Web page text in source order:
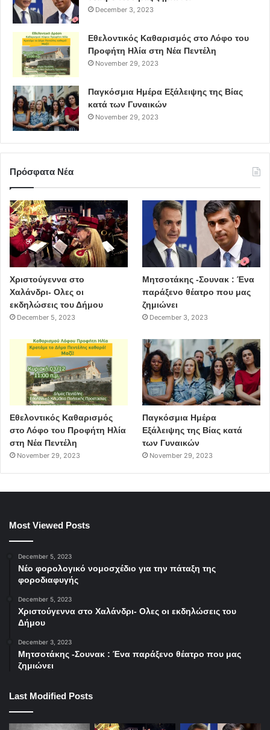
December 3, 2023
Εθελοντικός Καθαρισμός στο Λόφο του
Προφήτη Ηλία στη Νέα Πεντέλη
November 29, 2023
Παγκόσμια Ημέρα Εξάλειψης της Βίας
κατά των Γυναικών
November 29, 2023
Πρόσφατα Νέα
Χριστούγεννα στο
Χαλάνδρι- Ολες οι
εκδηλώσεις του Δήμου
December 5, 2023
Μητσοτάκης -Σουνακ : Ένα
παράξενο θέατρο που μας
ζημιώνει
December 3, 2023
Εθελοντικός Καθαρισμός
στο Λόφο του Προφήτη Ηλία
στη Νέα Πεντέλη
November 29, 2023
Παγκόσμια Ημέρα
Εξάλειψης της Βίας κατά
των Γυναικών
November 29, 2023
Most Viewed Posts
December 5, 2023
Νέο φορολογικό νομοσχέδιο για την πάταξη της
φοροδιαφυγής
December 5, 2023
Χριστούγεννα στο Χαλάνδρι- Ολες οι εκδηλώσεις του
Δήμου
December 3, 2023
Μητσοτάκης -Σουνακ : Ένα παράξενο θέατρο που μας
ζημιώνει
Last Modified Posts